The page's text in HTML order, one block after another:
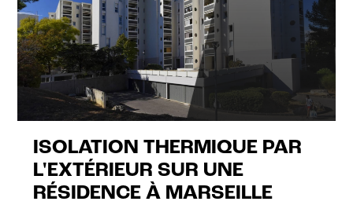
ISOLATION THERMIQUE PAR
L'EXTÉRIEUR SUR UNE
RÉSIDENCE À MARSEILLE